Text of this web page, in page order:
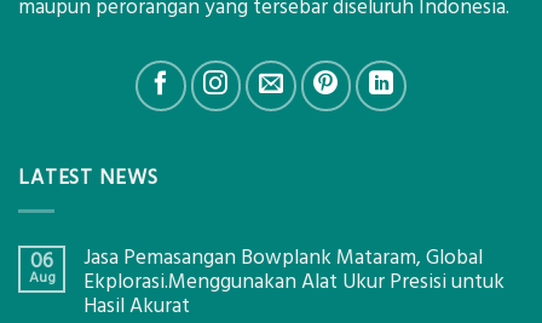
maupun perorangan yang tersebar diseluruh Indonesia.
LATEST NEWS
06
Aug
Jasa Pemasangan Bowplank Mataram, Global
Ekplorasi.Menggunakan Alat Ukur Presisi untuk
Hasil Akurat